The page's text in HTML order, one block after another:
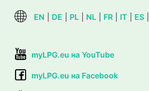
EN DE PL NL FR IT ES
myLPG.eu на YouTube
myLPG.eu на Facebook